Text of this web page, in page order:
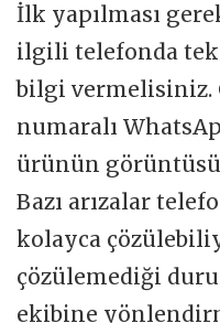
İlk yapılması
ilgili telefonda
bilgi vermelisiniz.
numaralı
ürünün
Bazı arızalar
kolayca
çözülemediği
ekibine